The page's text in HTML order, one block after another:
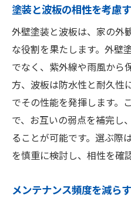
塗装と波板の相性を考慮
外壁塗装と波板は、家の外
な役割を果たします。外壁
でなく、紫外線や雨風から
方、波板は防水性と耐久性
でその性能を発揮します。
で、お互いの弱点を補完し
ることが可能です。選ぶ際
を慎重に検討し、相性を確
メンテナンス頻度を減ら